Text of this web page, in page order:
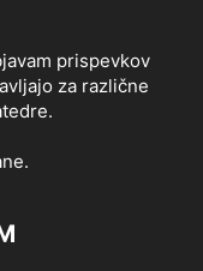
prispevkov
za različne